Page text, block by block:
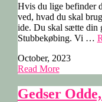
Hvis du lige befinder
ved, hvad du skal
ide. Du skal sætte din
Stubbekøbing. Vi …
October, 2023
Read More
Gedser